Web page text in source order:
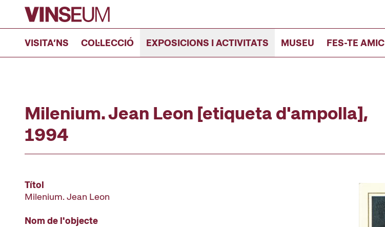
Anar al contingut
VISITA’NS COL·LECCIÓ EXPOSICIONS I ACTIVITATS MUSEU FES-TE AMIC
Milenium. Jean Leon [etiqueta d'ampolla],
1994
Títol
Milenium. Jean Leon
Nom de l'objecte